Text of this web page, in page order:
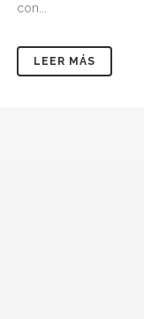
con...
LEER MÁS